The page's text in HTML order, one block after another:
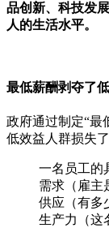
品创新、科技发
人的生活水平。
最低薪酬剥夺了
政府通过制定“最
低效益人群损失
一名员工的
需求（雇主
供应（有多
生产力（这